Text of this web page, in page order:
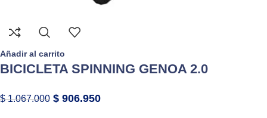
Añadir al carrito
BICICLETA SPINNING GENOA 2.0
$1.067.000 $ 906.950